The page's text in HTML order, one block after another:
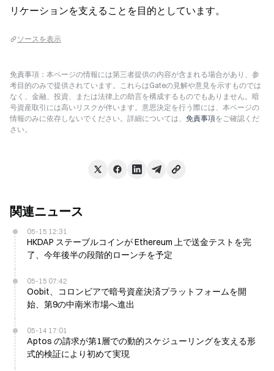
リケーションを支えることを目的としています。
ソースを表示
免責事項：本ページの情報には第三者提供の内容が含まれる場合があり、参
考目的のみで提供されています。これらはGateの見解や意見を示すものでは
なく、金融、投資、または法律上の助言を構成するものでもありません。暗
号資産取引には高いリスクが伴います。意思決定を行う際には、本ページの
情報のみに依存しないでください。詳細については、 免責事項をご確認くだ
さい。
関連ニュース
05-15 12:31
HKDAP ステーブルコインが Ethereum 上で送金テストを完
了、今年後半の段階的ローンチを予定
05-15 07:42
Oobit、コロンビアで暗号資産決済プラットフォームを開
始、第9の中南米市場へ進出
05-14 17:01
Aptos の請求が第1層での動的スケジューリングを支える形
式的検証により初めて実現